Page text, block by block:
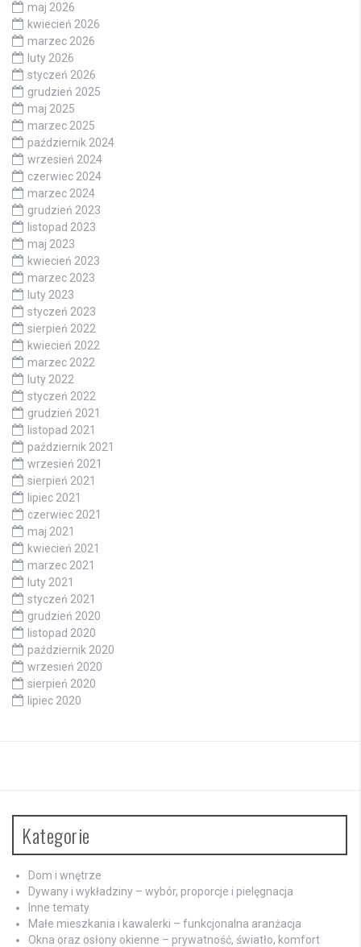
maj 2026
kwiecień 2026
marzec 2026
luty 2026
styczeń 2026
grudzień 2025
maj 2025
marzec 2025
październik 2024
wrzesień 2024
czerwiec 2024
marzec 2024
grudzień 2023
listopad 2023
maj 2023
kwiecień 2023
marzec 2023
luty 2023
styczeń 2023
sierpień 2022
kwiecień 2022
marzec 2022
luty 2022
styczeń 2022
grudzień 2021
listopad 2021
październik 2021
wrzesień 2021
sierpień 2021
lipiec 2021
czerwiec 2021
maj 2021
kwiecień 2021
marzec 2021
luty 2021
styczeń 2021
grudzień 2020
listopad 2020
październik 2020
wrzesień 2020
sierpień 2020
lipiec 2020
Kategorie
Dom i wnętrze
Dywany i wykładziny – wybór, proporcje i pielęgnacja
Inne tematy
Małe mieszkania i kawalerki – funkcjonalna aranżacja
Okna oraz osłony okienne – prywatność, światło, komfort